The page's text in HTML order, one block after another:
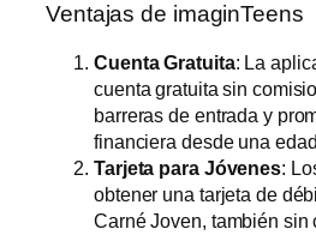
Ventajas de imaginTeens
Cuenta Gratuita: La
cuenta gratuita sin
barreras de entrada y
financiera desde una
Tarjeta para Jóvenes:
obtener una tarjeta de
Carné Joven, también sin